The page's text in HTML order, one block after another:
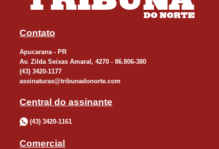
Contato
Apucarana - PR
Av. Zilda Seixas Amaral, 4270 - 86.806-380
(43) 3420-1177
assinaturas@tribunadonorte.com
Central do assinante
(43) 3420-1161
Comercial